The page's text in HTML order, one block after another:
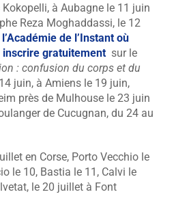
Kokopelli, à Aubagne le 11 juin
Reza Moghaddassi, le 12
l’Académie de l’Instant où
inscrire gratuitement sur le
: confusion du corps et du
juin, à Amiens le 19 juin,
près de Mulhouse le 23 juin
de Cucugnan, du 24 au
en Corse, Porto Vecchio le
le 10, Bastia le 11, Calvi le
le 20 juillet à Font